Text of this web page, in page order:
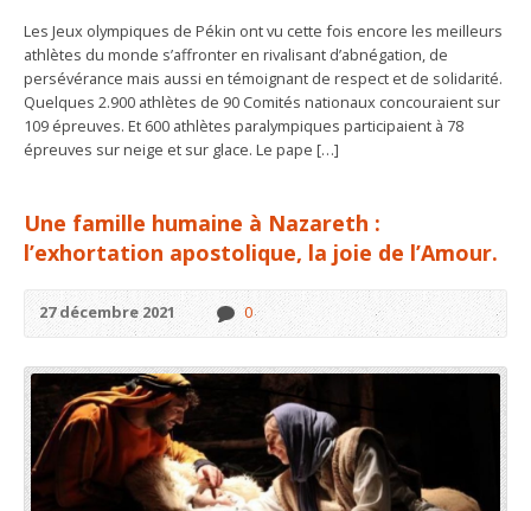
Les Jeux olympiques de Pékin ont vu cette fois encore les meilleurs
athlètes du monde s’affronter en rivalisant d’abnégation, de
persévérance mais aussi en témoignant de respect et de solidarité.
Quelques 2.900 athlètes de 90 Comités nationaux concouraient sur
109 épreuves. Et 600 athlètes paralympiques participaient à 78
épreuves sur neige et sur glace. Le pape […]
Une famille humaine à Nazareth :
l’exhortation apostolique, la joie de l’Amour.
27 décembre 2021 0